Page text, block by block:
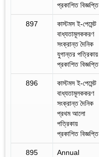
প্রকাশিত বিজ্ঞপ্তি
897
কাস্টমস ই-পেমেন্ট
বাধ্যতামূলককরণ
সংক্রান্ত দৈনিক
যুগান্তর পত্রিকায়
প্রকাশিত বিজ্ঞপ্তি
896
কাস্টমস ই-পেমেন্ট
বাধ্যতামূলককরণ
সংক্রান্ত দৈনিক
প্রথম আলো
পত্রিকায়
প্রকাশিত বিজ্ঞপ্তি
895
Annual